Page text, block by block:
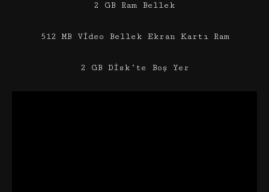
2 GB Ram Bellek
512 MB Video Bellek Ekran Kartı Ram
2 GB Disk’te Boş Yer